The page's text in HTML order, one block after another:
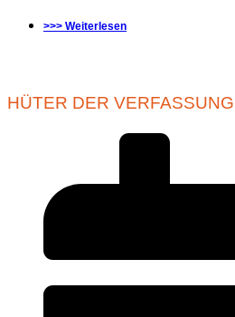
>>> Weiterlesen
HÜTER DER VERFASSUNG